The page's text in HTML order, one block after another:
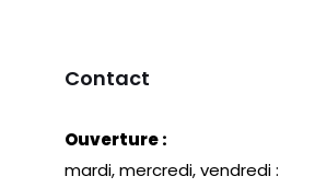
Contact
Ouverture :
mardi, mercredi, vendredi :